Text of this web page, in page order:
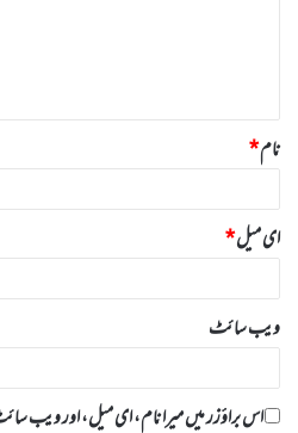
نام*
ای میل*
ویب‌ سائٹ
اس براؤزر میں میرا نام، ای میل، اور ویب